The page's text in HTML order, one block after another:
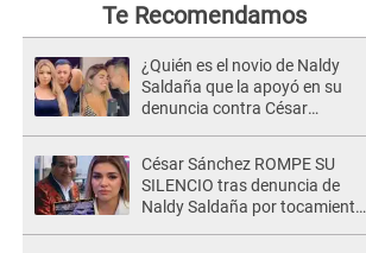
Te Recomendamos
¿Quién es el novio de Naldy
Saldaña que la apoyó en su
denuncia contra César
César Sánchez ROMPE SU
SILENCIO tras denuncia de
Naldy Saldaña por tocamientos